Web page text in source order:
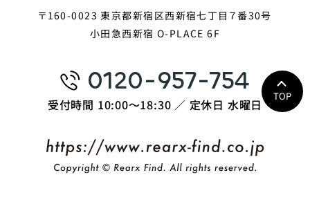
TOP
〒160-0023 東京都新宿区西新宿七丁目７番30号
小田急西新宿 O-PLACE 6F
0120-957-754
受付時間 10:00〜18:30 ／ 定休日 水曜日